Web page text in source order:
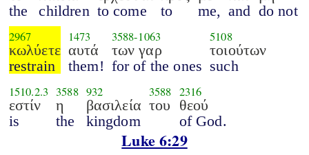
the
children to come
to
me, and do not
2967
κωλύετε
restrain
1473
αυτά
them!
3588-1063
των γαρ
for of the ones
5108
τοιούτων
such
1510.2.3
εστίν
is
3588
η
the
932
βασιλεία
kingdom
3588
του
2316
θεού
of God.
Luke 6:29